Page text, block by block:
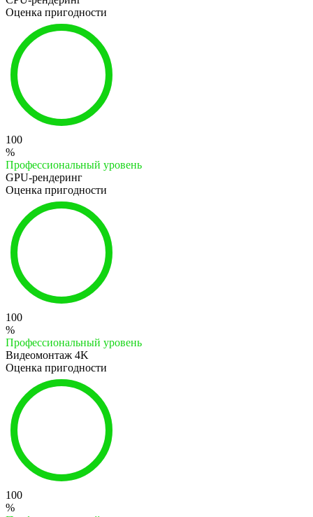
Оценка пригодности
100
%
Профессиональный уровень
GPU-рендеринг
Оценка пригодности
100
%
Профессиональный уровень
Видеомонтаж 4K
Оценка пригодности
100
%